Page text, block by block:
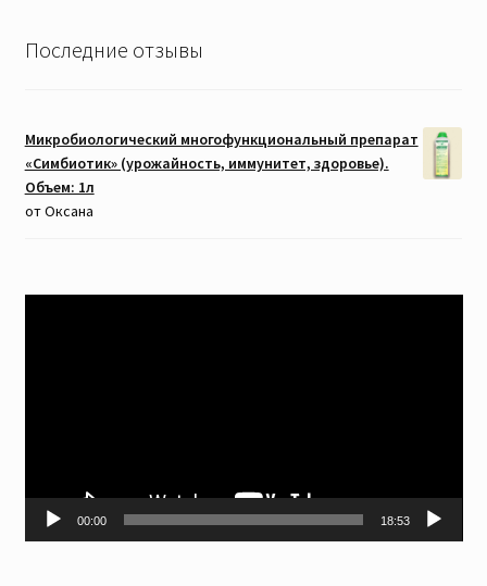
Последние отзывы
Микробиологический многофункциональный препарат
«Симбиотик» (урожайность, иммунитет, здоровье).
Объем: 1л
от Оксана
00:00 18:53